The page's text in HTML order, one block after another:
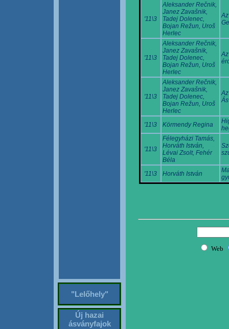
"Lelőhely"
Új hazai
ásványfajok
'11\3
Aleksander Rečnik,
Janez Zavašnik,
Tadej Dolenec,
Bojan Režun, Uroš
Herlec
'11\3
Aleksander Rečnik,
Janez Zavašnik,
Tadej Dolenec,
Bojan Režun, Uroš
Herlec
'11\3
Aleksander Rečnik,
Janez Zavašnik,
Tadej Dolenec,
Bojan Režun, Uroš
Herlec
'11\3 Körmendy Regina
'11\3
Félegyházi Tamás,
Horváth István,
Lévai Zsolt, Fehér
Béla
'11\3 Horváth István